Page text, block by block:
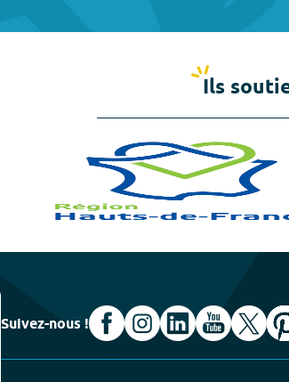
Ils
Suivez-nous !